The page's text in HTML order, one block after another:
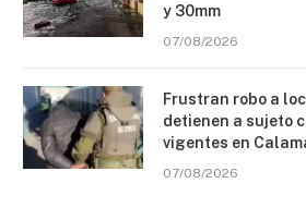
y 30mm
07/08/2026
Frustran robo a
detienen a sujeto
vigentes en
07/08/2026